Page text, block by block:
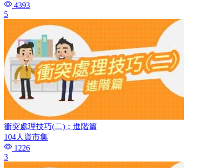
4393
5
衝突處理技巧(二)：進階篇
104人資市集
1226
3